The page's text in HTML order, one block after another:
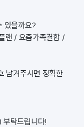
있을까요?
랜 / 요즘가족결합 /
남겨주시면 정확한
부탁드립니다!